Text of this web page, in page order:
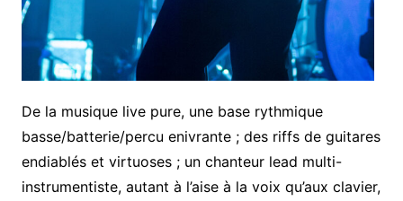
De la musique live pure, une base rythmique
basse/batterie/percu enivrante ; des riffs de guitares
endiablés et virtuoses ; un chanteur lead multi-
instrumentiste, autant à l’aise à la voix qu’aux clavier,